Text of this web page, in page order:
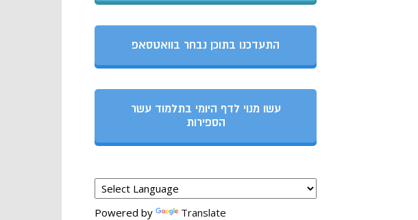
התעדכנו בתוכן נבחר בוואטסאפ
עשו מנוי לדף היומי בתלמוד עשר
הספירות
Powered by Translate